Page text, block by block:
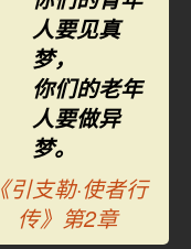
人要见真
梦，
你们的老年
人要做异
梦。
《引支勒·使者行
传》第2章